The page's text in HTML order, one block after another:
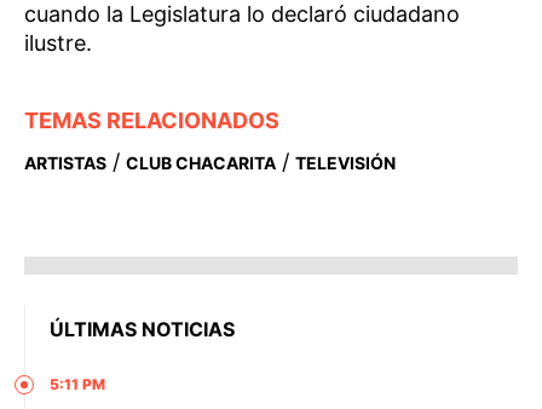
cuando la Legislatura lo declaró ciudadano
ilustre.
TEMAS RELACIONADOS
ARTISTAS / CLUB CHACARITA / TELEVISIÓN
ÚLTIMAS NOTICIAS
5:11 PM